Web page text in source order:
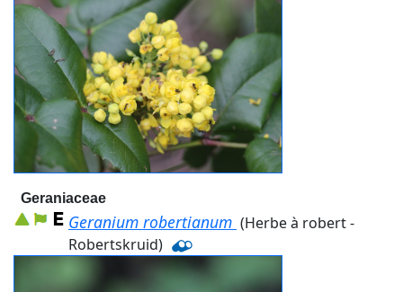
Geraniaceae
Geranium robertianum (Herbe à robert -
Robertskruid)